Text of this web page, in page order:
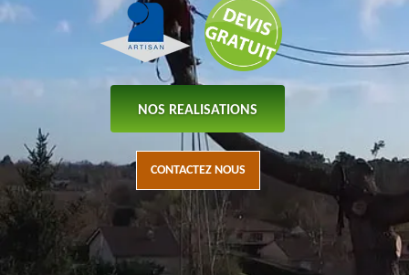
NOS REALISATIONS
CONTACTEZ NOUS